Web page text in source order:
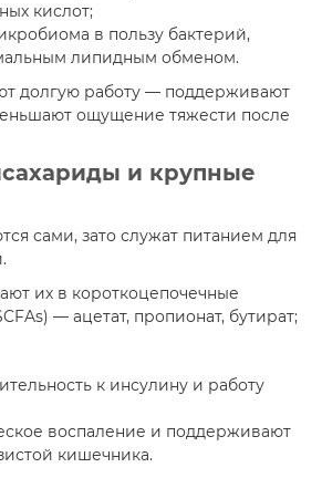
кислот;​
в пользу бактерий,
липидным обменом.​
долгую работу — поддерживают
ощущение тяжести после
и крупные
сами, зато служат питанием для
их в короткоцепочечные
— ацетат, пропионат, бутират;​
к инсулину и работу
воспаление и поддерживают
кишечника.​